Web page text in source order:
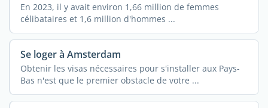
En 2023, il y avait environ 1,66 million de femmes
célibataires et 1,6 million d'hommes ...
Se loger à Amsterdam
Obtenir les visas nécessaires pour s'installer aux Pays-
Bas n'est que le premier obstacle de votre ...